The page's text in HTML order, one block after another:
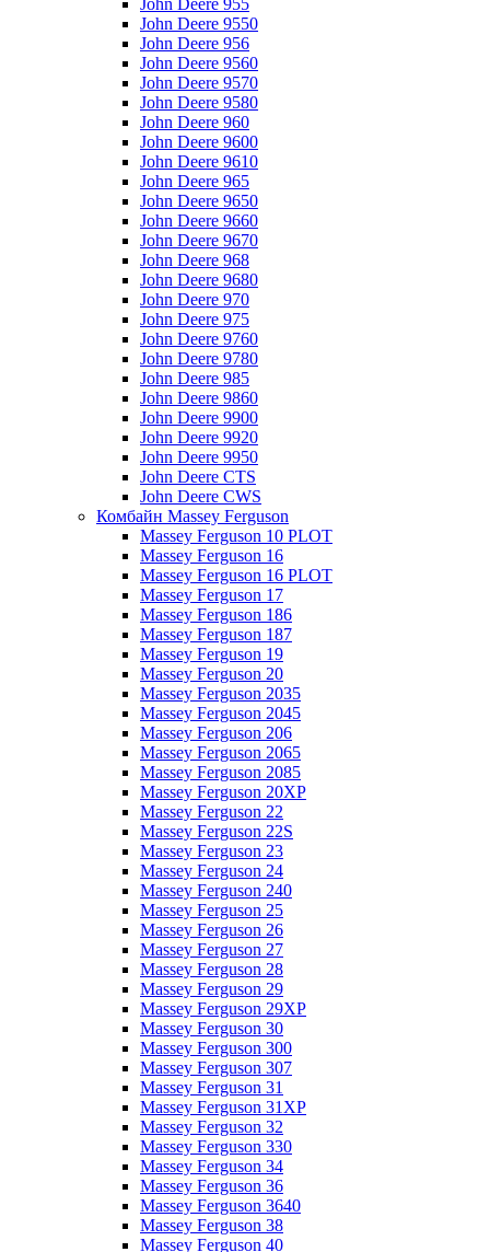
John Deere 955
John Deere 9550
John Deere 956
John Deere 9560
John Deere 9570
John Deere 9580
John Deere 960
John Deere 9600
John Deere 9610
John Deere 965
John Deere 9650
John Deere 9660
John Deere 9670
John Deere 968
John Deere 9680
John Deere 970
John Deere 975
John Deere 9760
John Deere 9780
John Deere 985
John Deere 9860
John Deere 9900
John Deere 9920
John Deere 9950
John Deere CTS
John Deere CWS
Комбайн Massey Ferguson
Massey Ferguson 10 PLOT
Massey Ferguson 16
Massey Ferguson 16 PLOT
Massey Ferguson 17
Massey Ferguson 186
Massey Ferguson 187
Massey Ferguson 19
Massey Ferguson 20
Massey Ferguson 2035
Massey Ferguson 2045
Massey Ferguson 206
Massey Ferguson 2065
Massey Ferguson 2085
Massey Ferguson 20XP
Massey Ferguson 22
Massey Ferguson 22S
Massey Ferguson 23
Massey Ferguson 24
Massey Ferguson 240
Massey Ferguson 25
Massey Ferguson 26
Massey Ferguson 27
Massey Ferguson 28
Massey Ferguson 29
Massey Ferguson 29XP
Massey Ferguson 30
Massey Ferguson 300
Massey Ferguson 307
Massey Ferguson 31
Massey Ferguson 31XP
Massey Ferguson 32
Massey Ferguson 330
Massey Ferguson 34
Massey Ferguson 36
Massey Ferguson 3640
Massey Ferguson 38
Massey Ferguson 40